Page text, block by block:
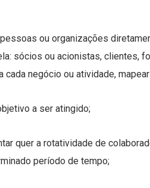
ou organizações
sócios ou acionistas, clientes,
cada negócio ou atividade,
a ser atingido;
quer a rotatividade de
período de tempo;